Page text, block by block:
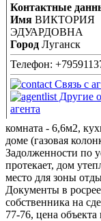
Контактные
Имя ВИКТОРИЯ
ЭДУАРДОВНА
Город Луганск
Телефон:
Связь с
Другие
агента
комната - 6,6м2,
доме (газовая
Задолженности по
протекает, дом
место для зоны
Документы в
собственника на
77-76, цена